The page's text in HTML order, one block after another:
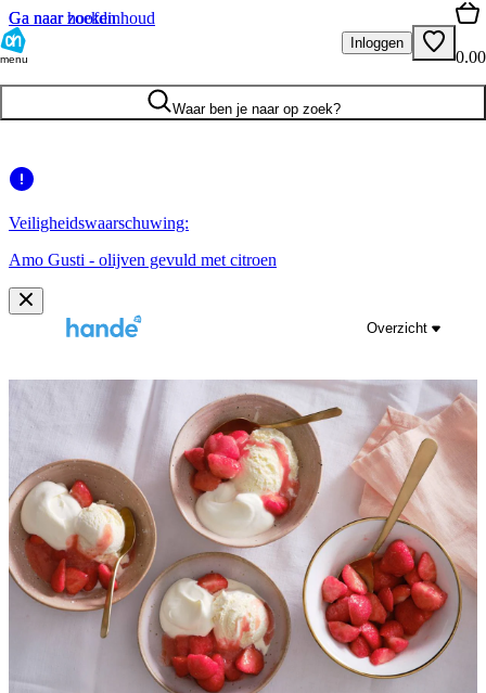
Ga naar hoofdinhoud
Ga naar zoeken
menu
Inloggen
0.00
Waar ben je naar op zoek?
Veiligheidswaarschuwing:
Amo Gusti - olijven gevuld met citroen
Overzicht